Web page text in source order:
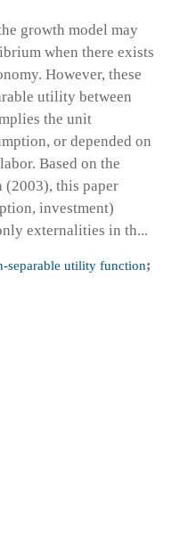
growth model may
when there exists
However, these
utility between
the unit
or depended on
Based on the
this paper
investment)
externalities in th...
separable utility function;